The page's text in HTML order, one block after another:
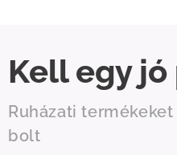
Kell egy
Ruházati
bolt